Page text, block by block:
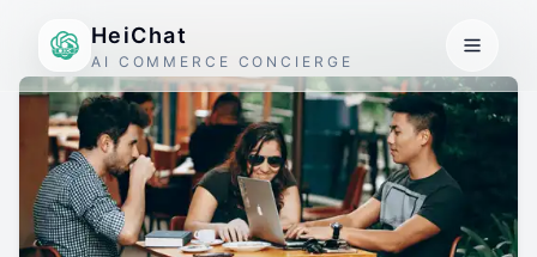
HeiChat
AI COMMERCE CONCIERGE